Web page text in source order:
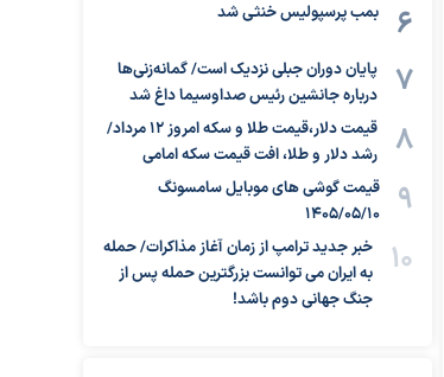
بمب پرسپولیس خنثی شد
پایان دوران جبلی نزدیک است/ گمانه‌زنی‌ها
درباره جانشین رئیس صداوسیما داغ شد
قیمت دلار،قیمت طلا و سکه امروز ۱۲ مرداد/
رشد دلار و طلا، افت قیمت سکه امامی
قیمت گوشی های موبایل سامسونگ
1405/05/10
خبر جدید ترامپ از زمان آغاز مذاکرات/ حمله
به ایران می توانست بزرگترین حمله پس از
جنگ جهانی دوم باشد!